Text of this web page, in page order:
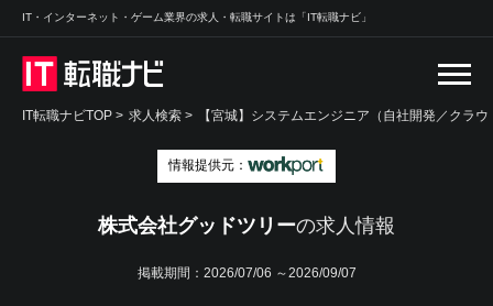
IT・インターネット・ゲーム業界の求人・転職サイトは「IT転職ナビ」
IT転職ナビTOP > 求人検索 > 【宮城】システムエンジニア（自社開発／クラ
情報提供元：
株式会社グッドツリーの求人情報
掲載期間： 2026/07/06 ～2026/09/07